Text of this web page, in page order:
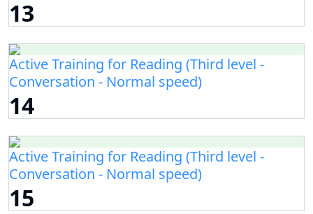
13
Active Training for Reading (Third level -
Conversation - Normal speed)
14
Active Training for Reading (Third level -
Conversation - Normal speed)
15